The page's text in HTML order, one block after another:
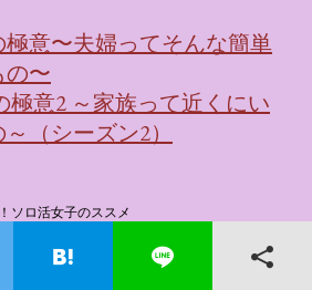
意〜夫婦ってそんな簡単
の〜
意2 ～家族って近くにい
（シーズン2）
ソロ活女子のススメ